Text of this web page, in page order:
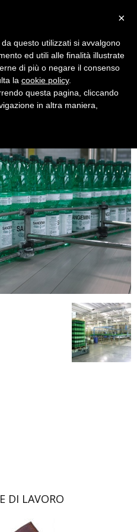
spa
DI LAVORO
×
questo utilizzati si avvalgono
ed utili alle finalità illustrate
di più o negare il consenso
la cookie policy.
questa pagina, cliccando
in altra maniera,